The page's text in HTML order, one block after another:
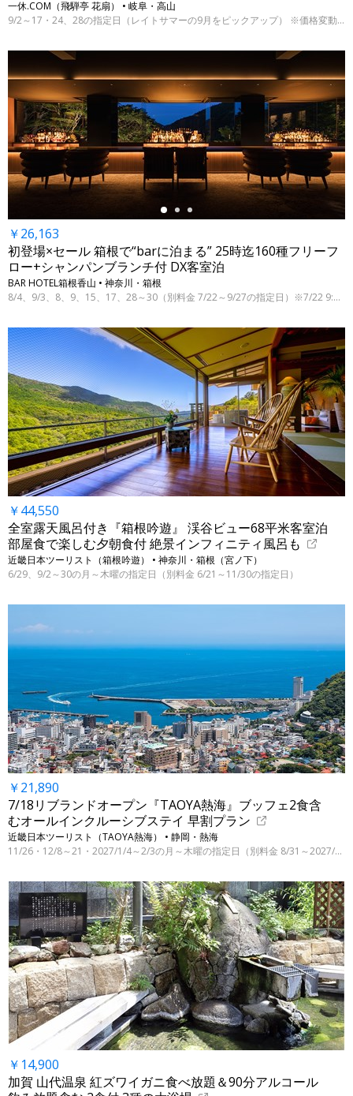
一休.COM（飛騨亭 花扇） • 岐阜・高山
9/2～17・24、28の指定日（レイトサマーの9月をピックアップ） ※価格変動制、表示料金は7/22 9:00時点
←
￥26,163
初登場×セール 箱根で“barに泊まる” 25時迄160種フリーフ
ロー+シャンパンブランチ付 DX客室泊
BAR HOTEL箱根香山 • 神奈川・箱根
8/4、9/3、8、9、15、17、28～30（別料金 7/22～9/27の指定日）※7/22 9:00時点
￥44,550
全室露天風呂付き『箱根吟遊』 渓谷ビュー68平米客室泊
部屋食で楽しむ夕朝食付 絶景インフィニティ風呂も
近畿日本ツーリスト（箱根吟遊） • 神奈川・箱根（宮ノ下）
6/29、9/2～30の月～木曜の指定日（別料金 6/21～11/30の指定日）
￥21,890
7/18リブランドオープン『TAOYA熱海』ブッフェ2食含
むオールインクルーシブステイ 早割プラン
近畿日本ツーリスト（TAOYA熱海） • 静岡・熱海
11/26・12/8～21・2027/1/4～2/3の月～木曜の指定日（別料金 8/31～2027/3/31の指定日）
￥14,900
加賀 山代温泉 紅ズワイガニ食べ放題＆90分アルコール